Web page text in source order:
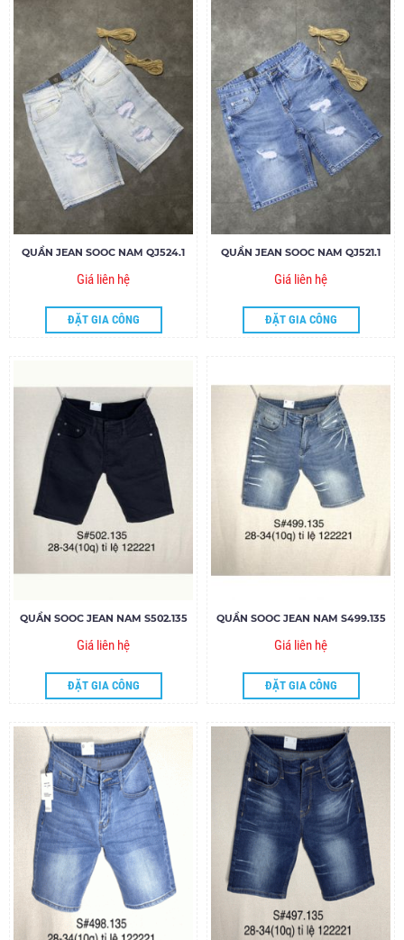
QUẦN JEAN SOOC NAM QJ524.1
Giá liên hệ
ĐẶT GIA CÔNG
QUẦN JEAN SOOC NAM QJ521.1
Giá liên hệ
ĐẶT GIA CÔNG
QUẦN SOOC JEAN NAM S502.135
Giá liên hệ
ĐẶT GIA CÔNG
QUẦN SOOC JEAN NAM S499.135
Giá liên hệ
ĐẶT GIA CÔNG